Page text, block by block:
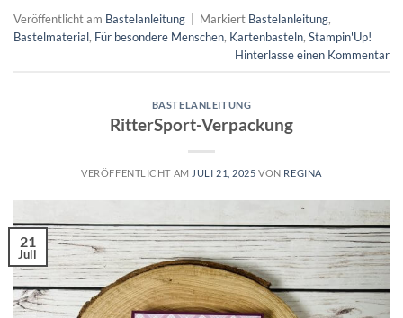
Veröffentlicht am Bastelanleitung Markiert Bastelanleitung,
Bastelmaterial, Für besondere Menschen, Kartenbasteln, Stampin'Up!
Hinterlasse einen Kommentar
BASTELANLEITUNG
RitterSport-Verpackung
VERÖFFENTLICHT AM JULI 21, 2025 VON REGINA
21
Juli